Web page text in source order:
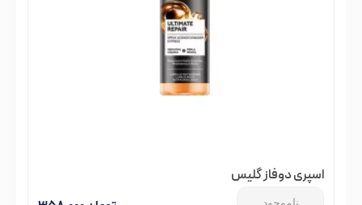
اسپری دوفاز گلیس
ناموجود